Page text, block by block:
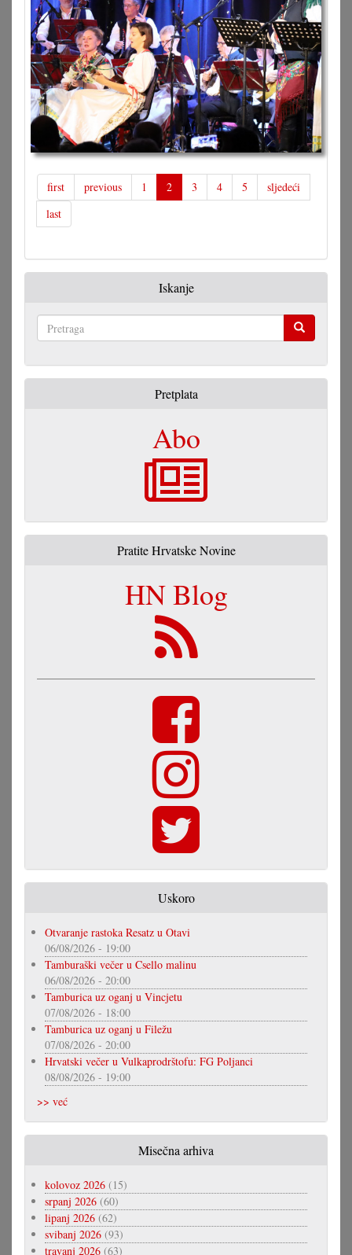
first previous 1 2 3 4 5
sljedeći
last
Iskanje
Pretplata
Abo
Pratite Hrvatske Novine
HN Blog
Uskoro
Otvaranje rastoka Resatz u Otavi
06/08/2026 - 19:00
Tamburaški večer u Csello malinu
06/08/2026 - 20:00
Tamburica uz oganj u Vincjetu
07/08/2026 - 18:00
Tamburica uz oganj u Filežu
07/08/2026 - 20:00
Hrvatski večer u Vulkaprodrštofu: FG Poljanci
08/08/2026 - 19:00
>> već
Misečna arhiva
kolovoz 2026 (15)
srpanj 2026 (60)
lipanj 2026 (62)
svibanj 2026 (93)
travanj 2026 (63)